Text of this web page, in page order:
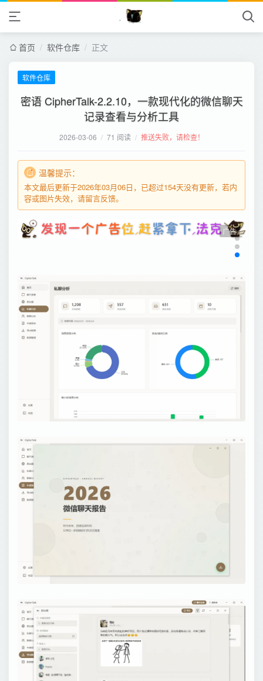
首页 / 软件仓库 / 正文
软件仓库
密语 CipherTalk-2.2.10，一款现代化的微信聊天
记录查看与分析工具
2026-03-06 / 71 阅读 / 推送失败，请检查！
温馨提示：
本文最后更新于2026年03月06日，已超过154天没有更新，若内
容或图片失效，请留言反馈。
广告